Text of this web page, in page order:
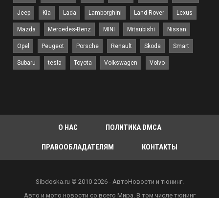
Jeep Kia Lada Lamborghini Land Rover Lexus
Mazda Mercedes-Benz MINI Mitsubishi Nissan
Opel Peugeot Porsche Renault Skoda Smart
Subaru tesla Toyota Volkswagen Volvo
О НАС ПОЛИТИКА DMCA
ПРАВООБЛАДАТЕЛЯМ КОНТАКТЫ
Sibdoska.ru © 2010-2026 - АвтоНовости и тюнинг.
Авто и мото новости со всего Мира. В том числе тюнинг